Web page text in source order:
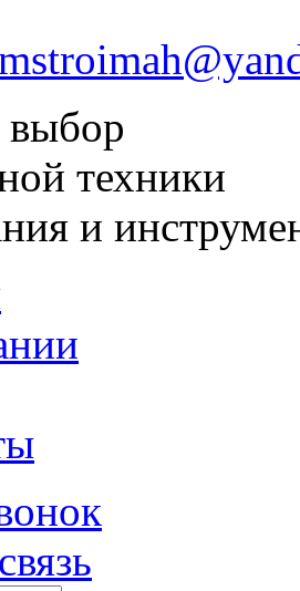
техники
и